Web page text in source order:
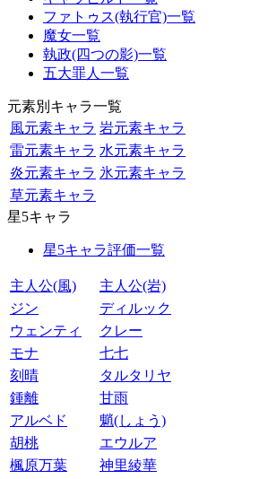
ファトゥス(執行官)一覧
魔女一覧
執政(四つの影)一覧
五大罪人一覧
元素別キャラ一覧
風元素キャラ 岩元素キャラ
雷元素キャラ 水元素キャラ
炎元素キャラ 氷元素キャラ
草元素キャラ
星5キャラ
星5キャラ評価一覧
主人公(風)
主人公(岩)
ジン
ディルック
ウェンティ
クレー
モナ
七七
刻晴
タルタリヤ
鍾離
甘雨
アルベド
魈(しょう)
胡桃
エウルア
楓原万葉
神里綾華